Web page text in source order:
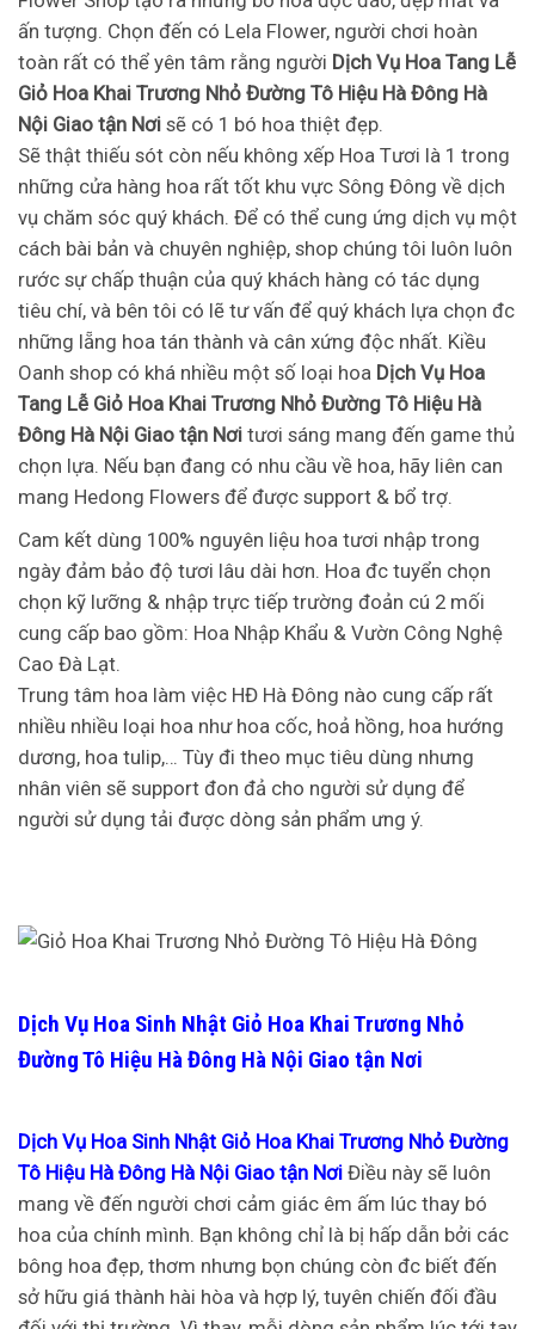
ấn tượng. Chọn đến có Lela Flower, người chơi hoàn
toàn rất có thể yên tâm rằng người Dịch Vụ Hoa Tang Lễ
Giỏ Hoa Khai Trương Nhỏ Đường Tô Hiệu Hà Đông Hà
Nội Giao tận Nơi sẽ có 1 bó hoa thiệt đẹp.
Sẽ thật thiếu sót còn nếu không xếp Hoa Tươi là 1 trong
những cửa hàng hoa rất tốt khu vực Sông Đông về dịch
vụ chăm sóc quý khách. Để có thể cung ứng dịch vụ một
cách bài bản và chuyên nghiệp, shop chúng tôi luôn luôn
rước sự chấp thuận của quý khách hàng có tác dụng
tiêu chí, và bên tôi có lẽ tư vấn để quý khách lựa chọn đc
những lẵng hoa tán thành và cân xứng độc nhất. Kiều
Oanh shop có khá nhiều một số loại hoa Dịch Vụ Hoa
Tang Lễ Giỏ Hoa Khai Trương Nhỏ Đường Tô Hiệu Hà
Đông Hà Nội Giao tận Nơi tươi sáng mang đến game thủ
chọn lựa. Nếu bạn đang có nhu cầu về hoa, hãy liên can
mang Hedong Flowers để được support & bổ trợ.
Cam kết dùng 100% nguyên liệu hoa tươi nhập trong
ngày đảm bảo độ tươi lâu dài hơn. Hoa đc tuyển chọn
chọn kỹ lưỡng & nhập trực tiếp trường đoản cú 2 mối
cung cấp bao gồm: Hoa Nhập Khẩu & Vườn Công Nghệ
Cao Đà Lạt.
Trung tâm hoa làm việc HĐ Hà Đông nào cung cấp rất
nhiều nhiều loại hoa như hoa cốc, hoả hồng, hoa hướng
dương, hoa tulip,… Tùy đi theo mục tiêu dùng nhưng
nhân viên sẽ support đon đả cho người sử dụng để
người sử dụng tải được dòng sản phẩm ưng ý.
Dịch Vụ Hoa Sinh Nhật Giỏ Hoa Khai Trương Nhỏ
Đường Tô Hiệu Hà Đông Hà Nội Giao tận Nơi
Dịch Vụ Hoa Sinh Nhật Giỏ Hoa Khai Trương Nhỏ Đường
Tô Hiệu Hà Đông Hà Nội Giao tận Nơi Điều này sẽ luôn
mang về đến người chơi cảm giác êm ấm lúc thay bó
hoa của chính mình. Bạn không chỉ là bị hấp dẫn bởi các
bông hoa đẹp, thơm nhưng bọn chúng còn đc biết đến
sở hữu giá thành hài hòa và hợp lý, tuyên chiến đối đầu